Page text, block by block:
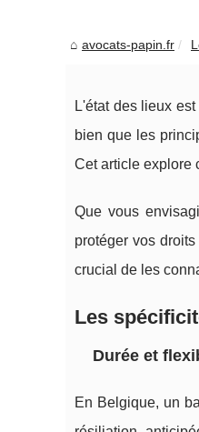
avocats-papin.fr
L'état des lieux
bien que les
Cet article explore
Que vous
protéger vos
crucial de les
Les
Durée et
En Belgique, un